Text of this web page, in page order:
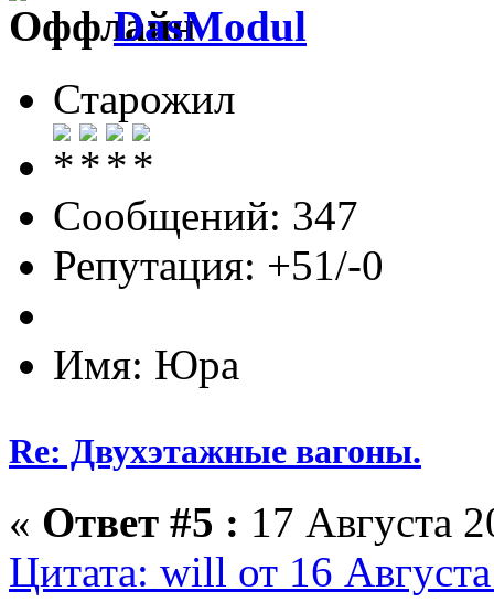
DasModul
Старожил
Сообщений: 347
Репутация: +51/-0
Имя: Юра
Re: Двухэтажные вагоны.
« Ответ #5 : 17 Августа
Цитата: will от 16